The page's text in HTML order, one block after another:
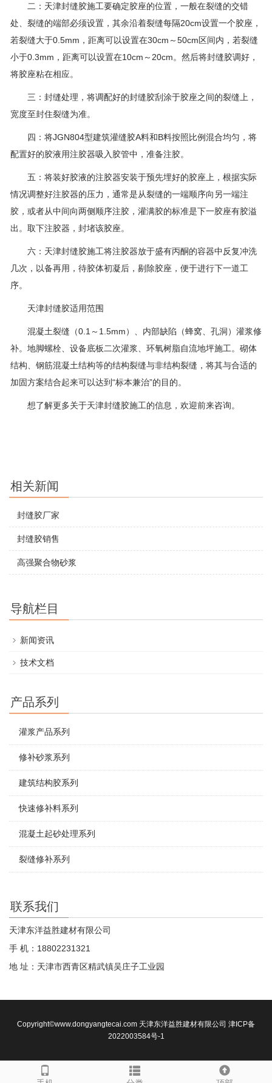
二：天津封缝胶施工要确定胶座的位置，一般在裂缝的交错
处、裂缝的端部必须设置，其余沿着裂缝每隔20cm设置一个胶座，
若裂缝大于0.5mm，距离可以设置在30cm～50cm区间内，若裂缝
小于0.3mm，距离可以设置在10cm～20cm。然后将封缝胶调好，
将胶座粘在相应。
三：封缝处理，将调配好的封缝胶刮涂于胶座之间的裂缝上，
宽度至封住裂缝为准。
四：将JGN804型建筑灌缝胶A料和B料按照比例混合均匀，将
配置好的胶液用注胶器吸入胶管中，准备注胶。
五：将装好胶液的注胶器安装于预先埋好的胶座上，根据实际
情况调整好注胶器的压力，通常是从裂缝的一端顺序向另一端注
胶，或者从中间向两侧顺序注胶，灌满胶的标准是下一胶座有胶溢
出。取下注胶器，封堵该胶座。
六：天津封缝胶施工将注胶器放于盛有丙酮的容器中反复冲洗
几次，以备再用，待胶体初凝后，剔除胶座，便于进行下一道工
序。
天津封缝胶适用范围
混凝土裂缝（0.1～1.5mm）、内部缺陷（蜂窝、孔洞）灌浆修
补。地脚螺栓、设备底板二次灌浆、环氧树脂自流地坪施工。砌体
结构、钢筋混凝土结构等的结构裂缝与非结构裂缝，将其与合适的
加固方案结合起来可以达到“标本兼治”的目的。
想了解更多关于天津封缝胶施工的信息，欢迎前来咨询。
相关新闻
封缝胶厂家
封缝胶销售
高强聚合物砂浆
导航栏目
新闻资讯
技术文档
产品系列
灌浆产品系列
修补砂浆系列
建筑结构胶系列
快速修补料系列
混凝土起砂处理系列
裂缝修补系列
联系我们
天津东洋益胜建材有限公司
手 机：18802231321
地 址：天津市西青区精武镇吴庄子工业园
Copyright©www.dongyangtecai.com 天津东洋益胜建材有限公司 津ICP备
2022003584号-1